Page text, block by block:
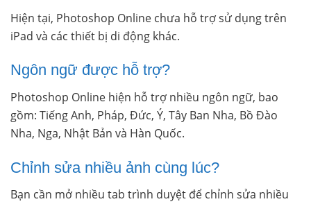
Hiện tại, Photoshop Online chưa hỗ trợ sử dụng trên
iPad và các thiết bị di động khác.
Ngôn ngữ được hỗ trợ?
Photoshop Online hiện hỗ trợ nhiều ngôn ngữ, bao
gồm: Tiếng Anh, Pháp, Đức, Ý, Tây Ban Nha, Bồ Đào
Nha, Nga, Nhật Bản và Hàn Quốc.
Chỉnh sửa nhiều ảnh cùng lúc?
Bạn cần mở nhiều tab trình duyệt để chỉnh sửa nhiều